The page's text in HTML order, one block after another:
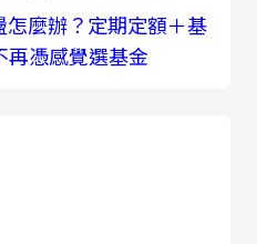
怎麼辦？定期定額＋基
再憑感覺選基金